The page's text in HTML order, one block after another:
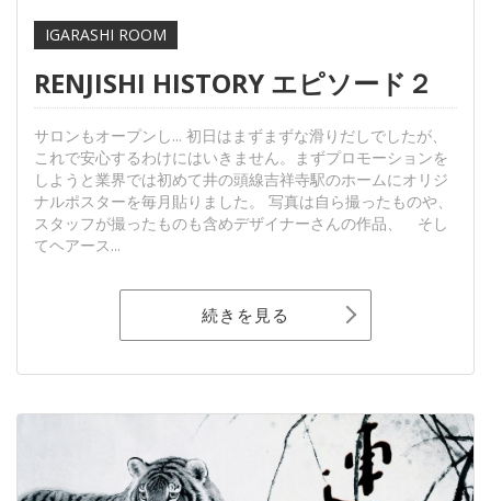
IGARASHI ROOM
RENJISHI HISTORY エピソード２
サロンもオープンし... 初日はまずまずな滑りだしでしたが、
これで安心するわけにはいきません。まずプロモーションを
しようと業界では初めて井の頭線吉祥寺駅のホームにオリジ
ナルポスターを毎月貼りました。 写真は自ら撮ったものや、
スタッフが撮ったものも含めデザイナーさんの作品、 そし
てヘアース...
続きを見る